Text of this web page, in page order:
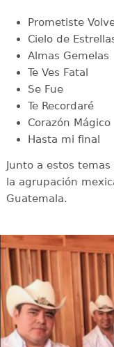
Prometiste
Cielo de
Almas Gemelas
Te Ves Fatal
Se Fue
Te Recordaré
Corazón Mágico
Hasta mi final
Junto a estos
la agrupación
Guatemala.